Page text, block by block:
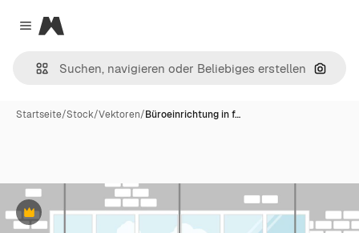
Close menu
Magnific
Nach
Startseite/Stock/Vektoren/Büroeinrichtung in f…
Premium